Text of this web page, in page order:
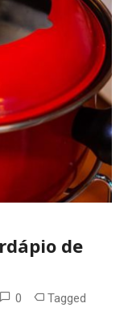
de
0 Tagged